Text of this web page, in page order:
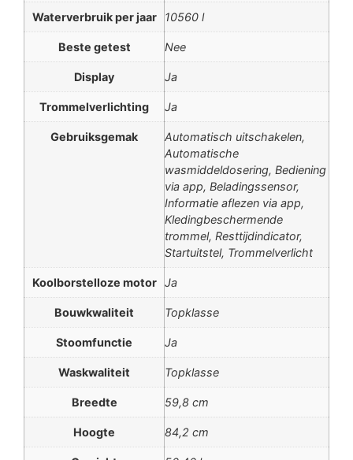
Waterverbruik per jaar 10560 l
Beste getest Nee
Display Ja
Trommelverlichting Ja
Gebruiksgemak
Automatisch uitschakelen,
Automatische
wasmiddeldosering, Bediening
via app, Beladingssensor,
Informatie aflezen via app,
Kledingbeschermende
trommel, Resttijdindicator,
Startuitstel, Trommelverlicht
Koolborstelloze motor Ja
Bouwkwaliteit Topklasse
Stoomfunctie Ja
Waskwaliteit Topklasse
Breedte 59,8 cm
Hoogte 84,2 cm